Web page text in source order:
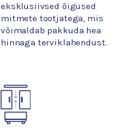
eksklusiivsed õigused
mitmete tootjatega, mis
võimaldab pakkuda hea
hinnaga terviklahendust.